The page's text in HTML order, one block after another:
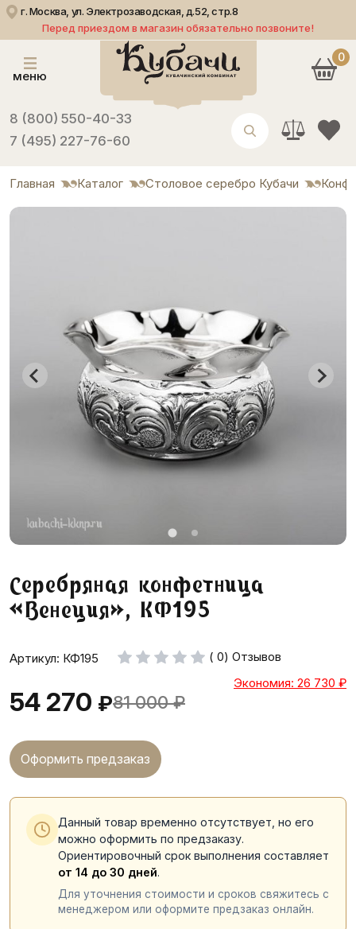
г. Москва, ул. Электрозаводская, д.52, стр.8
Перед приездом в магазин обязательно позвоните!
меню
8 (800) 550-40-33
7 (495) 227-76-60
0
Главная Каталог Столовое серебро Кубачи
Серебряная конфетница
«Венеция», КФ195
Артикул: КФ195 ( 0) Отзывов
54 270 ₽81 000 ₽
Экономия: 26 730 ₽
Оформить предзаказ
Данный товар временно отсутствует, но его
можно оформить по предзаказу.
Ориентировочный срок выполнения составляет
от 14 до 30 дней.
Для уточнения стоимости и сроков свяжитесь с
менеджером или оформите предзаказ онлайн.